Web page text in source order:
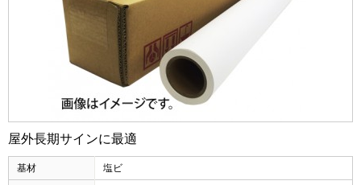
屋外長期サインに最適
基材 塩ビ